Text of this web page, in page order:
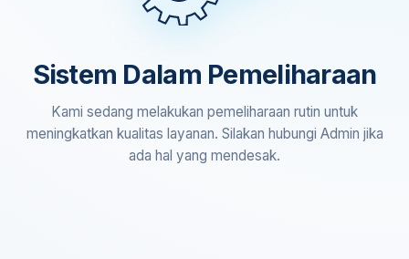
Sistem Dalam Pemeliharaan
Kami sedang melakukan pemeliharaan rutin untuk
meningkatkan kualitas layanan. Silakan hubungi Admin jika
ada hal yang mendesak.